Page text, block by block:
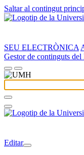
Saltar al contingut
SEU ELECTRÒNICA
Gestor de continguts del
Editar